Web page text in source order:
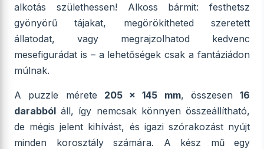
alkotás születhessen! Alkoss bármit: festhetsz
gyönyörű tájakat, megörökítheted szeretett
állatodat, vagy megrajzolhatod kedvenc
mesefigurádat is – a lehetőségek csak a fantáziádon
múlnak.
A puzzle mérete 205 x 145 mm, összesen 16
darabból áll, így nemcsak könnyen összeállítható,
de mégis jelent kihívást, és igazi szórakozást nyújt
minden korosztály számára. A kész mű egy